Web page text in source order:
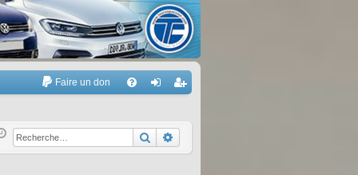
Faire un don
Q ne
xi
nr
eg
Rechercher